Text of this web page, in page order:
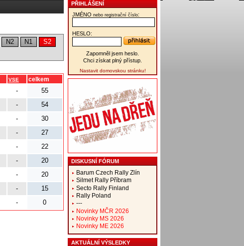
N2 N1
S2
VSE celkem
-
55
-
54
-
30
-
27
-
22
-
20
-
20
- 15
- 0
PŘIHLÁŠENÍ
JMÉNO nebo registrační číslo:
HESLO:
Zapomněl jsem heslo.
Chci získat plný přístup.
Nastavit domovskou stránku!
DISKUSNÍ FÓRUM
Barum Czech Rally Zlín
Silmet Rally Příbram
Secto Rally Finland
Rally Poland
---
Novinky MČR 2026
Novinky MS 2026
Novinky ME 2026
AKTUÁLNÍ VÝSLEDKY